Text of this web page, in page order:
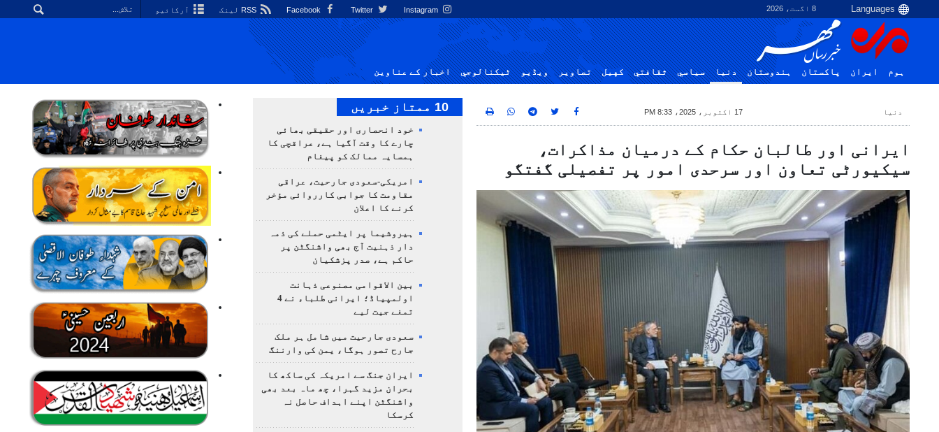
8 اگست، 2026 Instagram آرکائیو
ہوم ایران پاکستان ہندوستان دنیا سياسي ثقافتي کهيل تصاوير ویڈیو ٹيكنالوجي اخبار کے عناوین
دنیا 17 اکتوبر، 2025، 8:33 PM
ایرانی اور طالبان حکام کے درمیان مذاکرات،
سیکیورٹی تعاون اور سرحدی امور پر تفصیلی گفتگو
10 ممتاز خبریں
خود انحصاری اور حقیقی بھائی
چارے کا وقت آگیا ہے، عراقچی کا
ہمسایہ ممالک کو پیغام
امریکی-سعودی جارحیت، عراقی
مقاومت کا جوابی کارروائی مؤخر
کرنے کا اعلان
ہیروشیما پر ایٹمی حملے کی ذمہ
دار ذہنیت آج بھی واشنگٹن پر
حاکم ہے، صدر پزشکیان
بین الاقوامی مصنوعی ذہانت
اولمپیاڈ؛ ایرانی طلباء نے 4
تمغے جیت لیے
سعودی جارحیت میں شامل ہر ملک
جارح تصور ہوگا، یمن کی وارننگ
ایران جنگ سے امریکہ کی ساکھ کا
بحران مزید گہرا، چھ ماہ بعد بھی
واشنگٹن اپنے اہداف حاصل نہ
کرسکا